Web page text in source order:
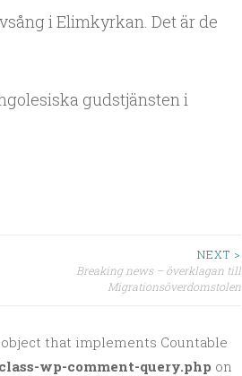
i Elimkyrkan. Det är de
gudstjänsten i
NEXT >
Breaking news – överklagan till
Migrationsöverdomstolen
that implements Countable
wp-comment-query.php on